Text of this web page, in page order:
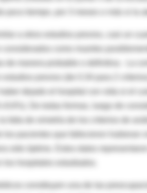
poco tiempo, por 3 meses o más si la
estudios previos (de 0.34 para 2
8.6%). De todas formas, luego de
los pacientes que fallecieron hubieran
sido óptimo. Estos datos
constituyen una de las